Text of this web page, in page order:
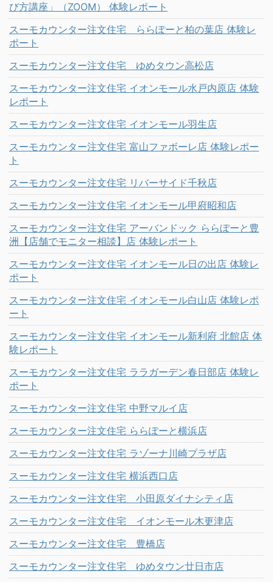
び方講座」（ZOOM） 体験レポート
スーモカウンター注文住宅 ららぽーと柏の葉店 体験レ
ポート
スーモカウンター注文住宅 ゆめタウン高松店
スーモカウンター注文住宅 イオンモール水戸内原店 体験
レポート
スーモカウンター注文住宅 イオンモール羽生店
スーモカウンター注文住宅 富山ファボーレ店 体験レポー
ト
スーモカウンター注文住宅 リバーサイド千秋店
スーモカウンター注文住宅 イオンモール甲府昭和店
スーモカウンター注文住宅 アーバンドック ららぽーと豊
洲【店舗でモニター相談】店 体験レポート
スーモカウンター注文住宅 イオンモール日の出店 体験レ
ポート
スーモカウンター注文住宅 イオンモール白山店 体験レポ
ート
スーモカウンター注文住宅 イオンモール新利府 北館店 体
験レポート
スーモカウンター注文住宅 ララガーデン春日部店 体験レ
ポート
スーモカウンター注文住宅 中野マルイ店
スーモカウンター注文住宅 ららぽーと横浜店
スーモカウンター注文住宅 ラゾーナ川崎プラザ店
スーモカウンター注文住宅 横浜西口店
スーモカウンター注文住宅 小田原ダイナシティ店
スーモカウンター注文住宅 イオンモール木更津店
スーモカウンター注文住宅 豊橋店
スーモカウンター注文住宅 ゆめタウン廿日市店